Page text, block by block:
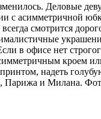
Деловые
с асимметричной
смотрится
в офисе нет
кроем
надеть
Парижа и Милана.